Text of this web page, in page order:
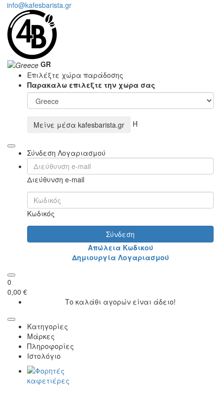
info@kafesbarista.gr
GR
Επιλέξτε χώρα παράδοσης
Παρακαλω επιλεξτε την χωρα σας
Μείνε μέσα kafesbarista.gr Ή
Σύνδεση Λογαριασμού
Διεύθυνση e-mail
Κωδικός
Σύνδεση
Απώλεια Κωδικού
Δημιουργία Λογαριασμού
0
0,00 €
Το καλάθι αγορών είναι άδειο!
Κατηγορίες
Μάρκες
Πληροφορίες
Ιστολόγιο